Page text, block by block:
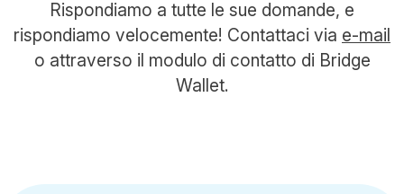
Rispondiamo a tutte le sue domande, e
rispondiamo velocemente! Contattaci via e-mail
o attraverso il modulo di contatto di Bridge
Wallet.